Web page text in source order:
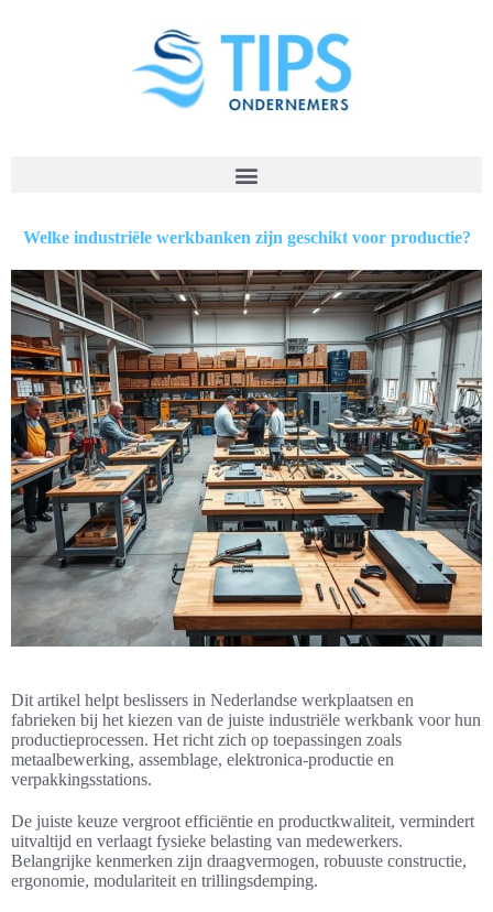
Welke industriële werkbanken zijn geschikt voor productie?
Dit artikel helpt beslissers in Nederlandse werkplaatsen en
fabrieken bij het kiezen van de juiste industriële werkbank voor hun
productieprocessen. Het richt zich op toepassingen zoals
metaalbewerking, assemblage, elektronica-productie en
verpakkingsstations.
De juiste keuze vergroot efficiëntie en productkwaliteit, vermindert
uitvaltijd en verlaagt fysieke belasting van medewerkers.
Belangrijke kenmerken zijn draagvermogen, robuuste constructie,
ergonomie, modulariteit en trillingsdemping.